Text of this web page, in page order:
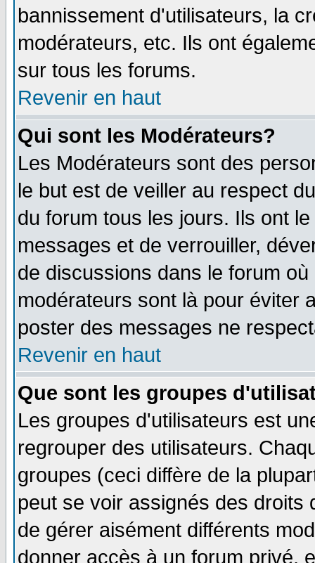
bannissement d'utilisateurs, la
modérateurs, etc. Ils ont
sur tous les forums.
Revenir en haut
Qui sont les Modérateurs?
Les Modérateurs sont des
le but est de veiller au respect
du forum tous les jours. Ils ont
messages et de verrouiller,
de discussions dans le forum
modérateurs sont là pour éviter
poster des messages ne
Revenir en haut
Que sont les groupes
Les groupes d'utilisateurs est
regrouper des utilisateurs.
groupes (ceci diffère de la
peut se voir assignés des
de gérer aisément différents
donner accès à un forum privé,